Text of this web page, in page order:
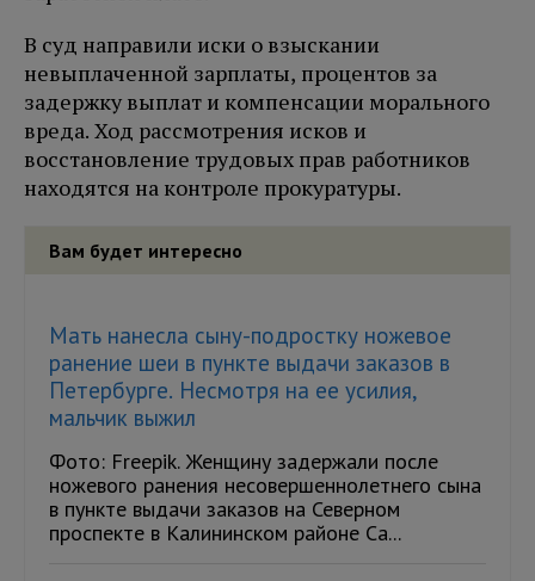
В суд направили иски о взыскании
невыплаченной зарплаты, процентов за
задержку выплат и компенсации морального
вреда. Ход рассмотрения исков и
восстановление трудовых прав работников
находятся на контроле прокуратуры.
Вам будет интересно
Мать нанесла сыну-подростку ножевое
ранение шеи в пункте выдачи заказов в
Петербурге. Несмотря на ее усилия,
мальчик выжил
Фото: Freepik. Женщину задержали после
ножевого ранения несовершеннолетнего сына
в пункте выдачи заказов на Северном
проспекте в Калининском районе Са...